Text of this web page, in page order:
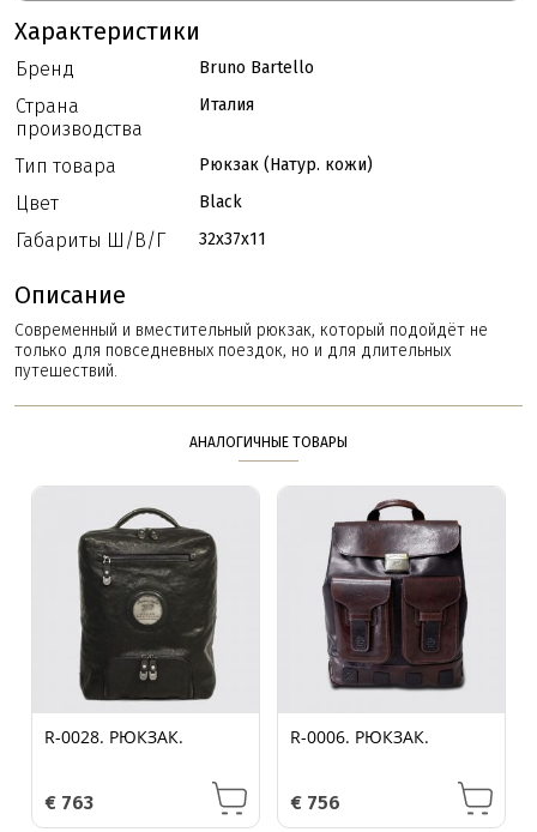
Характеристики
Бренд Bruno Bartello
Страна
производства
Италия
Тип товара Рюкзак (Натур. кожи)
Цвет Black
Габариты Ш/В/Г 32x37x11
Описание
Современный и вместительный рюкзак, который подойдёт не
только для повседневных поездок, но и для длительных
путешествий.
АНАЛОГИЧНЫЕ ТОВАРЫ
R-0028. РЮКЗАК.
€ 763
R-0006. РЮКЗАК.
€ 756